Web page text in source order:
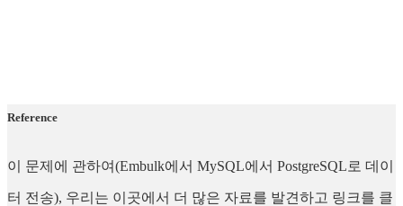
Reference
이 문제에 관하여(Embulk에서 MySQL에서 PostgreSQL로 데이
터 전송), 우리는 이곳에서 더 많은 자료를 발견하고 링크를 클